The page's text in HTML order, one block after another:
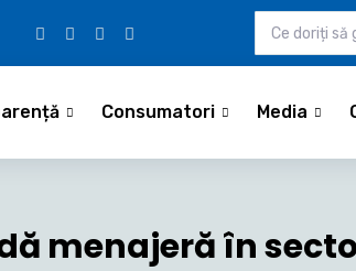
Consumatori Media
menajeră în